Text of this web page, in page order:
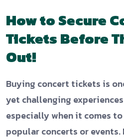
How to Secure
Tickets Before
Out!
Buying concert tickets is
yet challenging
especially when it comes
popular concerts or events.